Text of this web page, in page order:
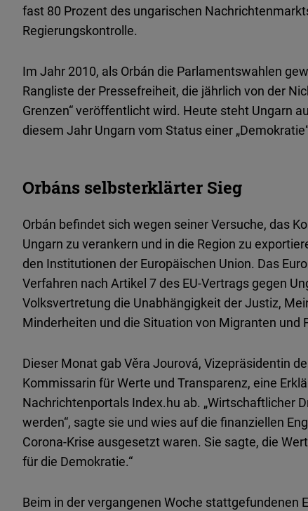
fast 80 Prozent des ungarischen
Regierungskontrolle.
Im Jahr 2010, als Orbán die Parlamentswahlen
Rangliste der Pressefreiheit, die jährlich von der
Grenzen“ veröffentlicht wird. Heute steht Ungarn
diesem Jahr Ungarn vom Status einer
Orbáns selbsterklärter Sieg
Orbán befindet sich wegen seiner Versuche, das
Ungarn zu verankern und in die Region zu
den Institutionen der Europäischen Union. Das
Verfahren nach Artikel 7 des EU-Vertrags gegen
Volksvertretung die Unabhängigkeit der Justiz,
Minderheiten und die Situation von Migranten und
Dieser Monat gab Věra Jourová, Vizepräsidentin
Kommissarin für Werte und Transparenz, eine
Nachrichtenportals Index.hu ab. „Wirtschaftlicher
werden“, sagte sie und wies auf die finanziellen
Corona-Krise ausgesetzt waren. Sie sagte, die
für die Demokratie.“
Beim in der vergangenen Woche stattgefundenen